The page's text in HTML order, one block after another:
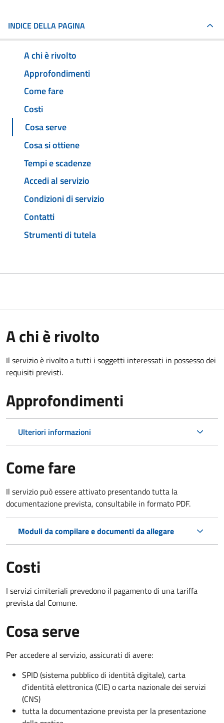
INDICE DELLA PAGINA
A chi è rivolto
Approfondimenti
Come fare
Costi
Cosa serve
Cosa si ottiene
Tempi e scadenze
Accedi al servizio
Condizioni di servizio
Contatti
Strumenti di tutela
A chi è rivolto
Il servizio è rivolto a tutti i soggetti interessati in possesso dei
requisiti previsti.
Approfondimenti
Ulteriori informazioni
Come fare
Il servizio può essere attivato presentando tutta la
documentazione prevista, consultabile in formato PDF.
Moduli da compilare e documenti da allegare
Costi
I servizi cimiteriali prevedono il pagamento di una tariffa
prevista dal Comune.
Cosa serve
Per accedere al servizio, assicurati di avere:
SPID (sistema pubblico di identità digitale), carta
d’identità elettronica (CIE) o carta nazionale dei servizi
(CNS)
tutta la documentazione prevista per la presentazione